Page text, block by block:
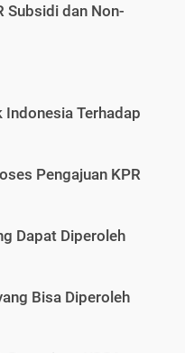
Subsidi dan Non-
Indonesia Terhadap
Pengajuan KPR
Dapat Diperoleh
Bisa Diperoleh